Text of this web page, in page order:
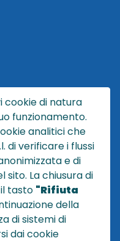
cookie di natura
funzionamento.
analitici che
di verificare i flussi
e di
sito. La chiusura di
tasto "Rifiuta
della
di sistemi di
dai cookie